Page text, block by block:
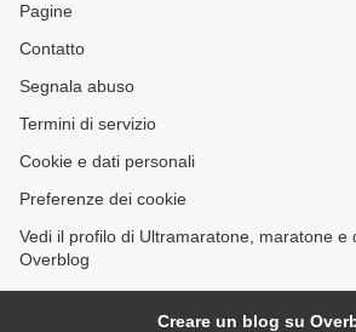
Pagine
Contatto
Segnala abuso
Termini di servizio
Cookie e dati personali
Preferenze dei cookie
Vedi il profilo di Ultramaratone, maratone e
Overblog
Creare un blog su